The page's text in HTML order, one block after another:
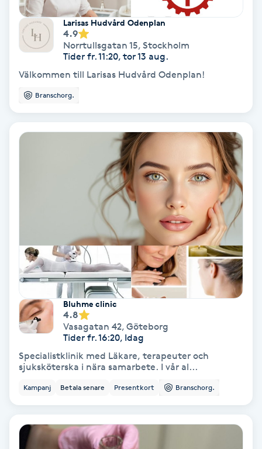
Piercing
Pigmentbehandling
Pigmentfläckar
Plastikkirurgi
PRX-T33
Psoriasis
Radiofrekvens
Rakning
Reflexologi
Larisas Hudvård Odenplan
4.9
Norrtullsgatan 15, Stockholm
Tider fr. 11:20, tor 13 aug.
Välkommen till Larisas Hudvård Odenplan!
Branschorg.
Bluhme clinic
4.8
Vasagatan 42, Göteborg
Tider fr. 16:20, Idag
Specialistklinik med Läkare, terapeuter och
sjuksköterska i nära samarbete. I vår al...
Kampanj Betala senare Presentkort Branschorg.